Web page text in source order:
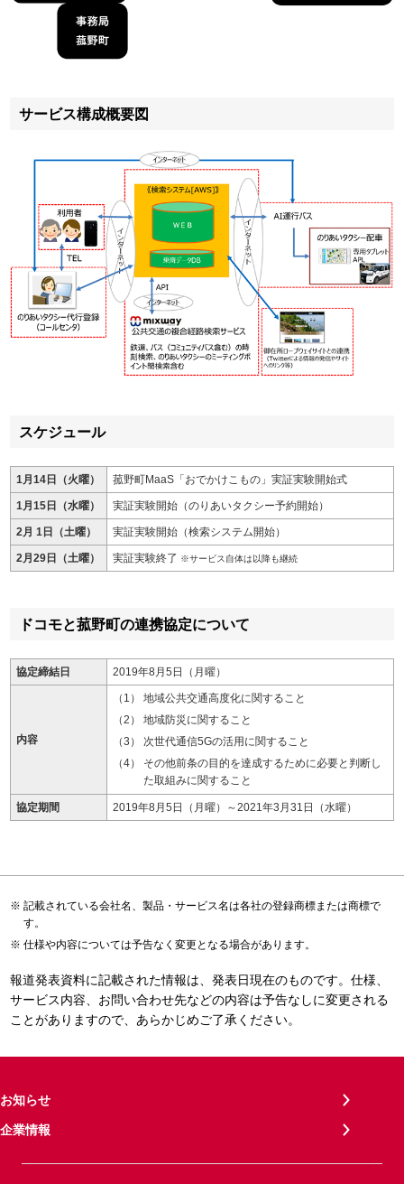
サービス構成概要図
スケジュール
1月14日（火曜） 菰野町MaaS「おでかけこもの」実証実験開始式
1月15日（水曜） 実証実験開始（のりあいタクシー予約開始）
2月 1日（土曜） 実証実験開始（検索システム開始）
2月29日（土曜） 実証実験終了 ※サービス自体は以降も継続
ドコモと菰野町の連携協定について
協定締結日 2019年8月5日（月曜）
内容
地域公共交通高度化に関すること
地域防災に関すること
次世代通信5Gの活用に関すること
その他前条の目的を達成するために必要と判断し
た取組みに関すること
協定期間 2019年8月5日（月曜）～2021年3月31日（水曜）
記載されている会社名、製品・サービス名は各社の登録商標または商標で
す。
仕様や内容については予告なく変更となる場合があります。
報道発表資料に記載された情報は、発表日現在のものです。仕様、
サービス内容、お問い合わせ先などの内容は予告なしに変更される
ことがありますので、あらかじめご了承ください。
お知らせ
企業情報